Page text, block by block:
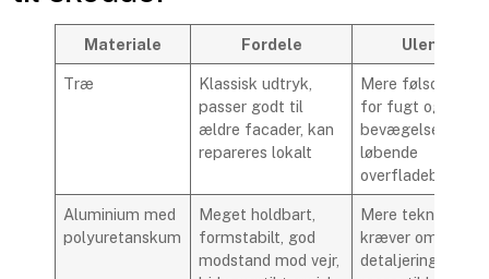
Materiale Fordele Ulemper
Træ
Klassisk udtryk,
passer godt til
ældre facader, kan
repareres lokalt
Mere følsomt
for fugt og
bevægelse,
løbende
Aluminium med
polyuretanskum
Meget holdbart,
formstabilt, god
modstand mod vejr,
Mere teknisk
kræver
detaljering for at